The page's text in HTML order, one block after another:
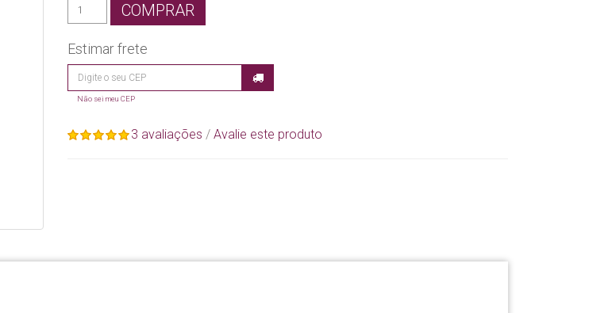
COMPRAR
Estimar frete
Não sei meu CEP
3 avaliações / Avalie este produto